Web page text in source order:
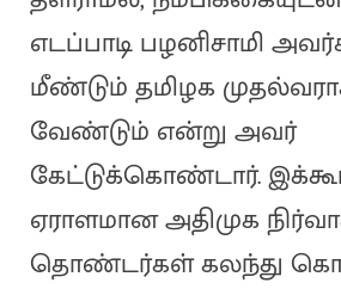
எடப்பாடி பழனிசாமி
மீண்டும் தமிழக
வேண்டும் என்று அவர்
கேட்டுக்கொண்டார்.
ஏராளமான அதிமுக
தொண்டர்கள் கலந்து